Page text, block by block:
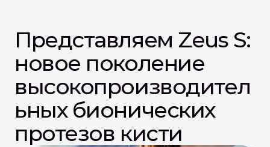
Представляем Zeus S:
новое поколение
высокопроизводител
ьных бионических
протезов кисти